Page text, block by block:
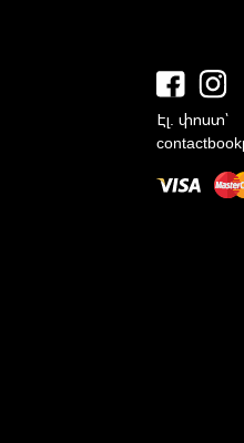
Էլ. փոստ՝